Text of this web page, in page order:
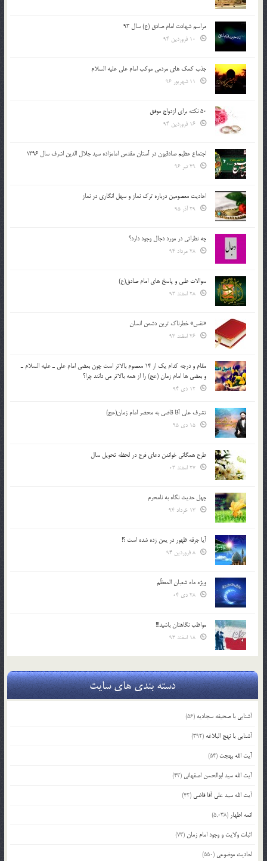
مراسم شهادت امام صادق (ع) سال 93
جذب کمک های مردمی موکب امام علی علیه السلام
50 نکته برای ازدواج موفق
اجتماع عظیم صادقیون در آستان مقدس امامزاده سید جلال الدین اشرف سال 1396
احادیث معصومین درباره ترک نماز و سهل انگاری در نماز
چه نظراتی در مورد دجال وجود دارد؟
سوالات طبی و پاسخ های امام صادق(ع)
«نفس» خطرناک ترین دشمن انسان
مقام و درجه كدام يك از 14 معصوم بالاتر است چون بعضي امام علي ـ عليه السلام ـ
و بعضي ها امام زمان (عج) را از همه بالاتر مي دانند چرا؟
تشرف علي آقا قاضي به محضر امام زمان(عج)
طرح همگانی خواندن دعای فرج در لحظه تحویل سال
چهل حدیث نگاه به نامحرم
آیا جرقه ظهور در یمن زده شده است ؟!
ویژه ماه شعبان المعظّم
مواظب نگاهتان باشید!!!
دسته بندی های سایت
آشنایی با صحیفه سجادیه (56)
آشنایی با نهج البلاغه (392)
آیت الله بهجت (54)
آیت الله سید ابوالحسن اصفهانی (43)
آیت الله سید علی آقا قاضی (42)
ائمه اطهار (5,038)
اثبات ولایت و وجود امام زمان(73)
احادیث موضوعی (550)